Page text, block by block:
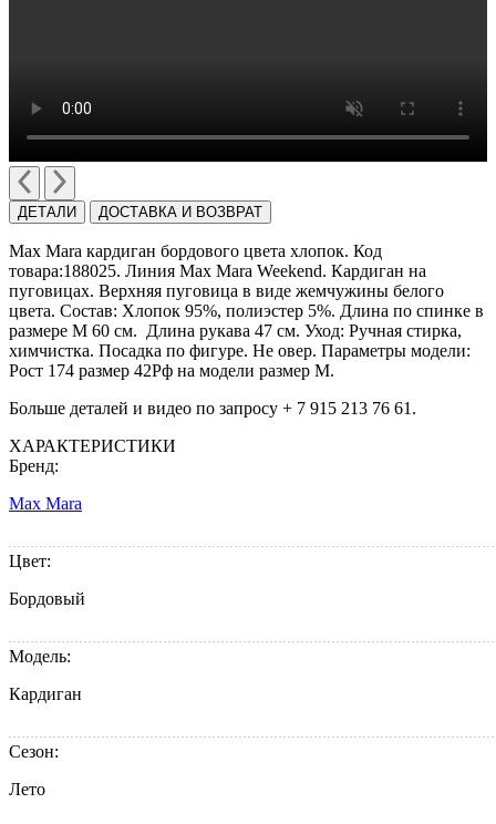
ДЕТАЛИ ДОСТАВКА И ВОЗВРАТ
Max Mara кардиган бордового цвета хлопок. Код
товара:188025. Линия Max Mara Weekend. Кардиган на
пуговицах. Верхняя пуговица в виде жемчужины белого
цвета. Cостав: Хлопок 95%, полиэстер 5%. Длина по спинке в
размере M 60 см. Длина рукава 47 см. Уход: Ручная стирка,
химчистка. Посадка по фигуре. Не овер. Параметры модели:
Рост 174 размер 42Рф на модели размер M.
Больше деталей и видео по запросу + 7 915 213 76 61.
ХАРАКТЕРИСТИКИ
Бренд:
Max Mara
Цвет:
Бордовый
Модель:
Кардиган
Сезон:
Лето